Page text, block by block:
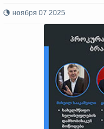
ноября 07 2025